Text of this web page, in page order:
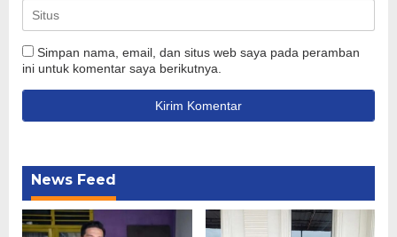
Simpan nama, email, dan situs web saya pada peramban
ini untuk komentar saya berikutnya.
News Feed